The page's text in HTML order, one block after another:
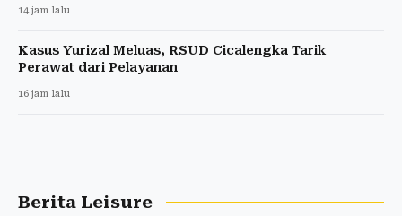
14 jam lalu
Kasus Yurizal Meluas, RSUD Cicalengka Tarik
Perawat dari Pelayanan
16 jam lalu
Berita Leisure